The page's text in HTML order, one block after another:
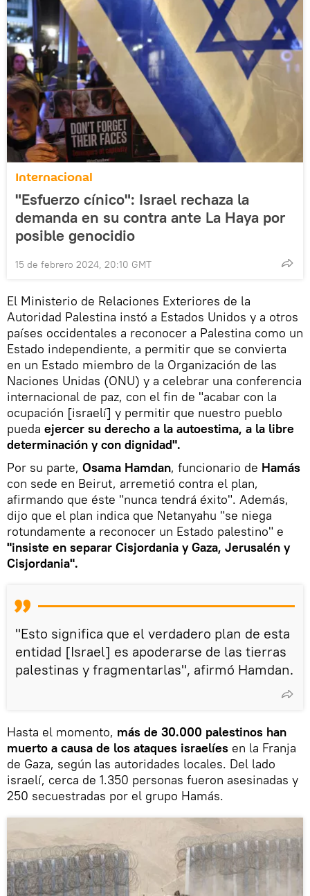
Internacional
"Esfuerzo cínico": Israel rechaza la
demanda en su contra ante La Haya por
posible genocidio
15 de febrero 2024, 20:10 GMT
El Ministerio de Relaciones Exteriores de la
Autoridad Palestina instó a Estados Unidos y a otros
países occidentales a reconocer a Palestina como un
Estado independiente, a permitir que se convierta
en un Estado miembro de la Organización de las
Naciones Unidas (ONU) y a celebrar una conferencia
internacional de paz, con el fin de "acabar con la
ocupación [israelí] y permitir que nuestro pueblo
pueda ejercer su derecho a la autoestima, a la libre
determinación y con dignidad".
Por su parte, Osama Hamdan, funcionario de Hamás
con sede en Beirut, arremetió contra el plan,
afirmando que éste "nunca tendrá éxito". Además,
dijo que el plan indica que Netanyahu "se niega
rotundamente a reconocer un Estado palestino" e
"insiste en separar Cisjordania y Gaza, Jerusalén y
Cisjordania".
"Esto significa que el verdadero plan de esta
entidad [Israel] es apoderarse de las tierras
palestinas y fragmentarlas", afirmó Hamdan.
Hasta el momento, más de 30.000 palestinos han
muerto a causa de los ataques israelíes en la Franja
de Gaza, según las autoridades locales. Del lado
israelí, cerca de 1.350 personas fueron asesinadas y
250 secuestradas por el grupo Hamás.